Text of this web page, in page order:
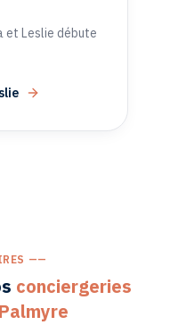
et Leslie débute
——
conciergeries